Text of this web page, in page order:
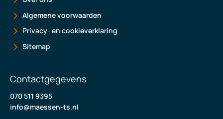
Algemene voorwaarden
Privacy- en cookieverklaring
Sitemap
Contactgegevens
070 511 9395
info@maessen-ts.nl